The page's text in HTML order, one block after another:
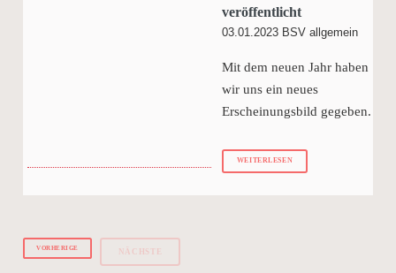
veröffentlicht
03.01.2023 BSV allgemein
Mit dem neuen Jahr haben
wir uns ein neues
Erscheinungsbild gegeben.
WEITERLESEN
VORHERIGE NÄCHSTE